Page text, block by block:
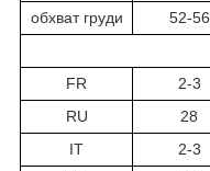
обхват груди
52-56
FR
2-3
RU
28
IT
2-3